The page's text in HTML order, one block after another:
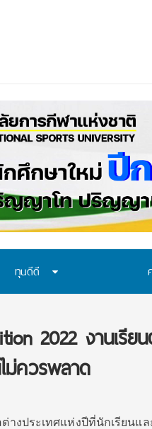
องกันที่โรงเรียนไทยควรมี ก่อนปัญห
ทุนดีดี
2022 งานเรียน
ม่ควรพลาด
ต่างประเทศแห่งปีที่นักเรียนแ